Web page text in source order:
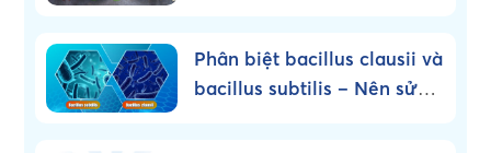
Phân biệt bacillus clausii và
bacillus subtilis – Nên sử